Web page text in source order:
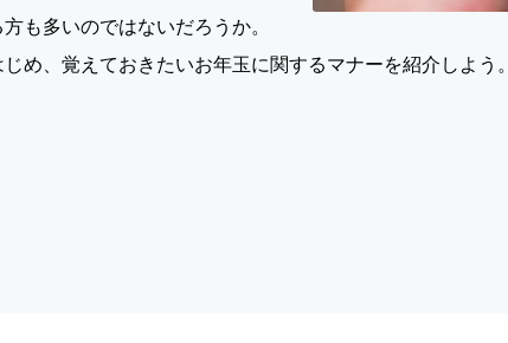
も多いのではないだろうか。
め、覚えておきたいお年玉に関するマナーを紹介しよう。